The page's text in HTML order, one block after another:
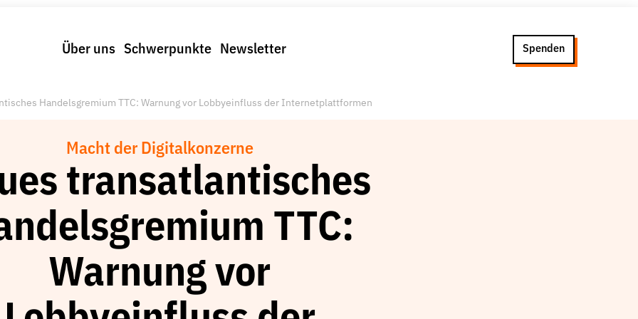
Über uns Schwerpunkte Newsletter Spenden
Handelsgremium TTC: Warnung vor Lobbyeinfluss der Internetplattformen
Macht der Digitalkonzerne
transatlantisches
TTC:
Warnung vor